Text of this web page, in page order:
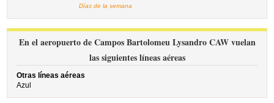
Días de la semana
En el aeropuerto de Campos Bartolomeu Lysandro CAW vuelan
las siguientes líneas aéreas
Otras líneas aéreas
Azul